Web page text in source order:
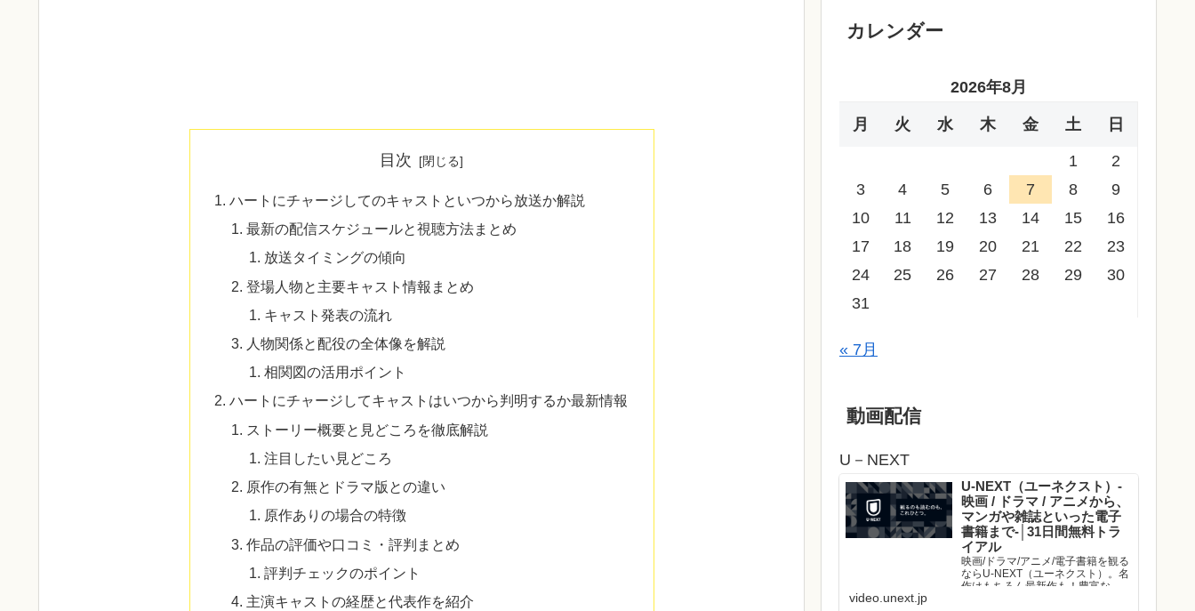
目次
ハートにチャージしてのキャストといつから放送か解説
最新の配信スケジュールと視聴方法まとめ
放送タイミングの傾向
登場人物と主要キャスト情報まとめ
キャスト発表の流れ
人物関係と配役の全体像を解説
相関図の活用ポイント
ハートにチャージしてキャストはいつから判明するか最新情報
ストーリー概要と見どころを徹底解説
注目したい見どころ
原作の有無とドラマ版との違い
原作ありの場合の特徴
作品の評価や口コミ・評判まとめ
評判チェックのポイント
主演キャストの経歴と代表作を紹介
カレンダー
2026年8月
月 火 水 木 金 土 日
1
2
3
4 5 6 7 8
9
10
11 12 13 14 15
16
17
18 19 20 21 22
23
24
25 26 27 28 29
30
31
« 7月
動画配信
U－NEXT
U-NEXT（ユーネクスト）-
映画 / ドラマ / アニメから、
マンガや雑誌といった電子
書籍まで-│31日間無料トラ
イアル
映画/ドラマ/アニメ/電子書籍を観る
ならU-NEXT（ユーネクスト）。名
作はもちろん最新作も！豊富な作
video.unext.jp